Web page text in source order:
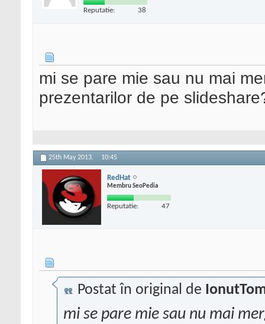
Reputatie: 38
mi se pare mie sau nu mai
prezentarilor de pe
25th May 2013, 10:45
RedHat
Membru SeoPedia
Reputatie: 47
Postat în original de
mi se pare mie sau nu mai